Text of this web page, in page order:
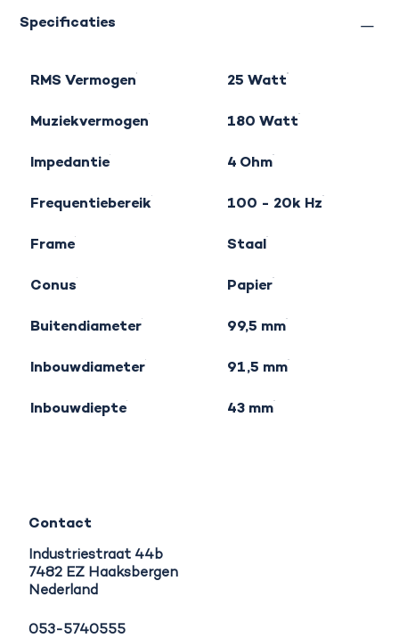
Specificaties
RMS Vermogen 25 Watt
Muziekvermogen 180 Watt
Impedantie 4 Ohm
Frequentiebereik 100 - 20k Hz
Frame Staal
Conus Papier
Buitendiameter 99,5 mm
Inbouwdiameter 91,5 mm
Inbouwdiepte 43 mm
Contact
Industriestraat 44b
7482 EZ Haaksbergen
Nederland
053-5740555